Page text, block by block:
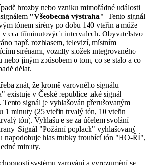
hrozby nebo vzniku mimořádné události
"Všeobecná výstraha". Tento signál
tónem sirény po dobu 140 vteřin a může
v cca tříminutových intervalech. Obyvatelstvo
např. rozhlasem, televizí, místním
sirénami, vozidly složek integrovaného
nebo jiným způsobem o tom, co se stalo a co
dělat.
znát, že kromě varovného signálu
existuje v České republice také signál
. Tento signál je vyhlašován přerušovaným
1 minuty (25 vteřin trvalý tón, 10 vteřin
tón). Vyhlašuje se za účelem svolání
Signál "Požární poplach" vyhlašovaný
napodobuje hlas trubky troubící tón "HO-ŘÍ",
minuty.
systému varování a vyrozumění se